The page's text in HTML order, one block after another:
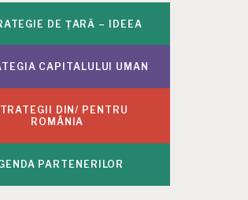
DE ȚARĂ – IDEEA
CAPITALULUI UMAN
DIN/ PENTRU
ROMÂNIA
PARTENERILOR